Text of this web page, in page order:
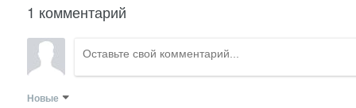
1 комментарий
Новые